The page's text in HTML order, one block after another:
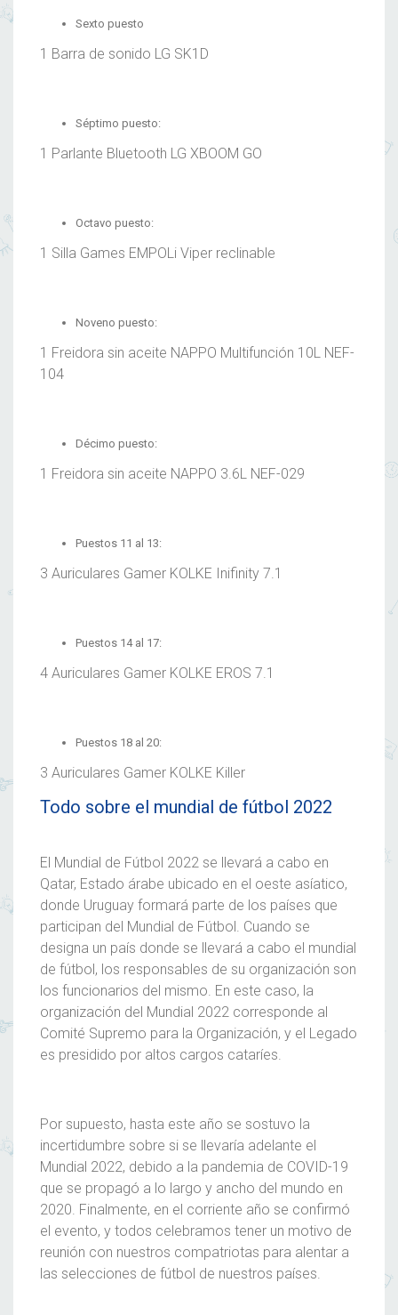
Sexto puesto
1 Barra de sonido LG SK1D
Séptimo puesto:
1 Parlante Bluetooth LG XBOOM GO
Octavo puesto:
1 Silla Games EMPOLi Viper reclinable
Noveno puesto:
1 Freidora sin aceite NAPPO Multifunción 10L NEF-
104
Décimo puesto:
1 Freidora sin aceite NAPPO 3.6L NEF-029
Puestos 11 al 13:
3 Auriculares Gamer KOLKE Inifinity 7.1
Puestos 14 al 17:
4 Auriculares Gamer KOLKE EROS 7.1
Puestos 18 al 20:
3 Auriculares Gamer KOLKE Killer
Todo sobre el mundial de fútbol 2022
El Mundial de Fútbol 2022 se llevará a cabo en
Qatar, Estado árabe ubicado en el oeste asíatico,
donde Uruguay formará parte de los países que
participan del Mundial de Fútbol. Cuando se
designa un país donde se llevará a cabo el mundial
de fútbol, los responsables de su organización son
los funcionarios del mismo. En este caso, la
organización del Mundial 2022 corresponde al
Comité Supremo para la Organización, y el Legado
es presidido por altos cargos cataríes.
Por supuesto, hasta este año se sostuvo la
incertidumbre sobre si se llevaría adelante el
Mundial 2022, debido a la pandemia de COVID-19
que se propagó a lo largo y ancho del mundo en
2020. Finalmente, en el corriente año se confirmó
el evento, y todos celebramos tener un motivo de
reunión con nuestros compatriotas para alentar a
las selecciones de fútbol de nuestros países.